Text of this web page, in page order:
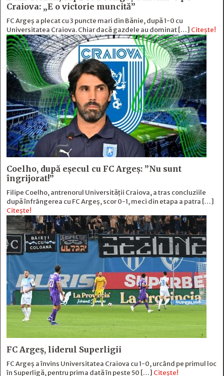
Craiova: „E o victorie muncită”
FC Argeș a plecat cu 3 puncte mari din Bănie, după 1-0 cu
Universitatea Craiova. Chiar dacă gazdele au dominat […] Citește!
Coelho, după eșecul cu FC Argeș: ”Nu sunt
îngrijorat!”
Filipe Coelho, antrenorul Universității Craiova, a tras concluziile
după înfrângerea cu FC Argeș, scor 0-1, meci din etapa a patra […]
Citește!
FC Argeș, liderul Superligii
FC Argeș a învins Universitatea Craiova cu 1-0, urcând pe primul loc
în Superligă, pentru prima dată în peste 50 […] Citește!